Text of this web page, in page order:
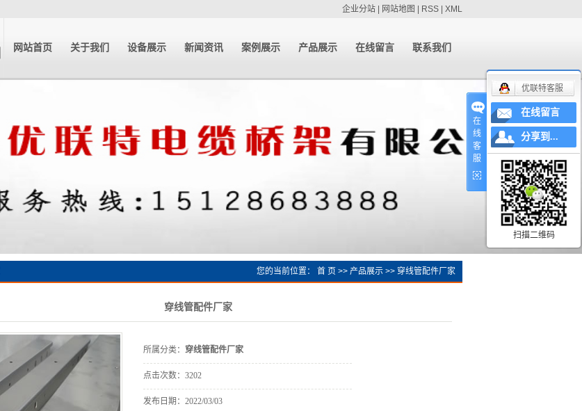
企业分站 网站地图 RSS XML
网站首页 关于我们 设备展示 新闻资讯
技术中心
案例展示 产品展示
不锈钢电缆桥架
穿线管配件
电缆桥架
梯式电缆桥架
在线留言 联系我们
您的当前位置： 首 页 >> 产品展示 >> 穿线管配件厂家
穿线管配件厂家
所属分类： 穿线管配件厂家
点击次数： 3202
发布日期： 2022/03/03
在
线
客
服
优联特客服
在线留言
分享到...
扫描二维码